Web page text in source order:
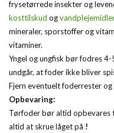
frysetørrede insekter og
kosttilskud ogvandplejemidler
mineraler, sporstoffer og
vitaminer.
Yngel og ungfisk bør fodres
undgår, at foder ikke bliver
Fjern eventuelt foderrester
Opbevaring:
Tørfoder bør altid
altid at skrue låget på !